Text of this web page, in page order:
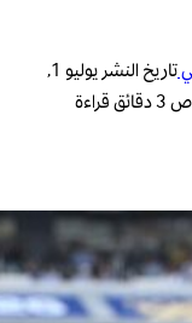
تاريخ النشر
يوليو 1,
3 دقائق قراءة